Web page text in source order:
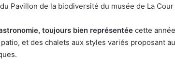
Pavillon de la biodiversité du musée de La Cour
toujours bien représentéecette
et des chalets aux styles variés proposant